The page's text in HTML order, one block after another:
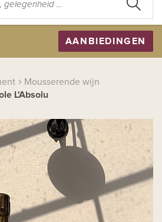
AANBIEDINGEN
Mousserende wijn
L'Absolu